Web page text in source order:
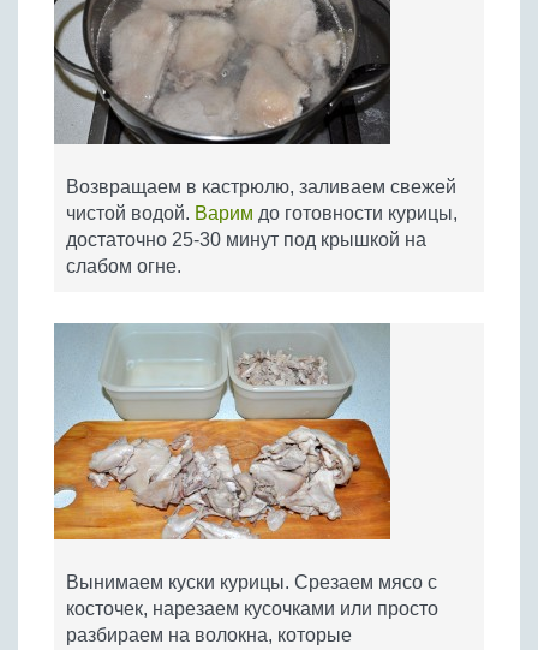
Возвращаем в кастрюлю, заливаем свежей
чистой водой. Варим до готовности курицы,
достаточно 25-30 минут под крышкой на
слабом огне.
Вынимаем куски курицы. Срезаем мясо с
косточек, нарезаем кусочками или просто
разбираем на волокна, которые